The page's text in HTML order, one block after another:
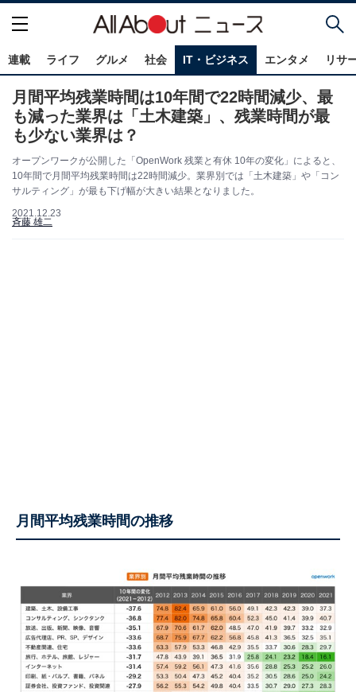
連載 ライフ グルメ 社会 IT・ビジネス エンタメ リサ
月間平均残業時間は10年間で22時間減少、最
も減った業界は「土木建築」、残業時間が最
も少ない業界は？
オープンワークが公開した「OpenWork 残業と有休 10年の変化」によると、
10年間で月間平均残業時間は22時間減少。業界別では「土木建築」や「コン
サルティング」が最も下げ幅が大きい結果となりました。
2021.12.23
斉藤 雄二
月間平均残業時間の推移